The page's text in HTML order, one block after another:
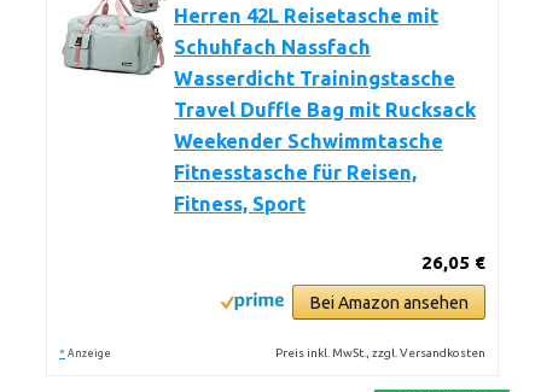
Herren 42L Reisetasche mit
Schuhfach Nassfach
Wasserdicht Trainingstasche
Travel Duffle Bag mit Rucksack
Weekender Schwimmtasche
Fitnesstasche für Reisen,
Fitness, Sport
26,05 €
Bei Amazon ansehen
* Anzeige Preis inkl. MwSt., zzgl. Versandkosten